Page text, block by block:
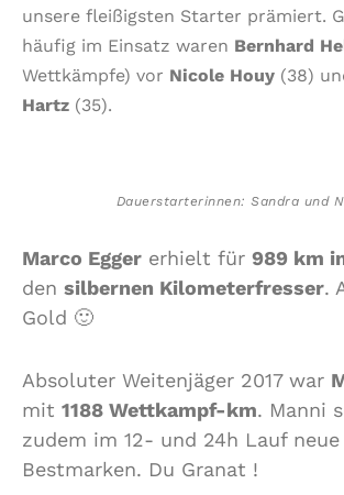
unsere fleißigsten Starter prämiert.
häufig im Einsatz waren Bernhard
Wettkämpfe) vor Nicole Houy (38)
Hartz (35).
Dauerstarterinnen: Sandra und
Marco Egger erhielt für 989 km
den silbernen Kilometerfresser.
Gold 🙂
Absoluter Weitenjäger 2017 war
mit 1188 Wettkampf-km. Manni
zudem im 12- und 24h Lauf
Bestmarken. Du Granat !